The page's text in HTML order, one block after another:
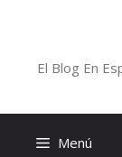
El Blog En
Menú